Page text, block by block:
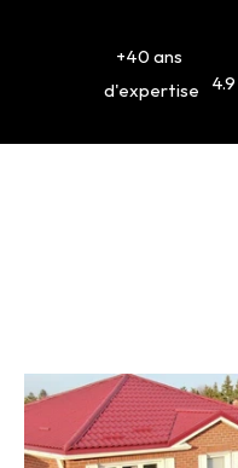
+40 ans
d'expertise